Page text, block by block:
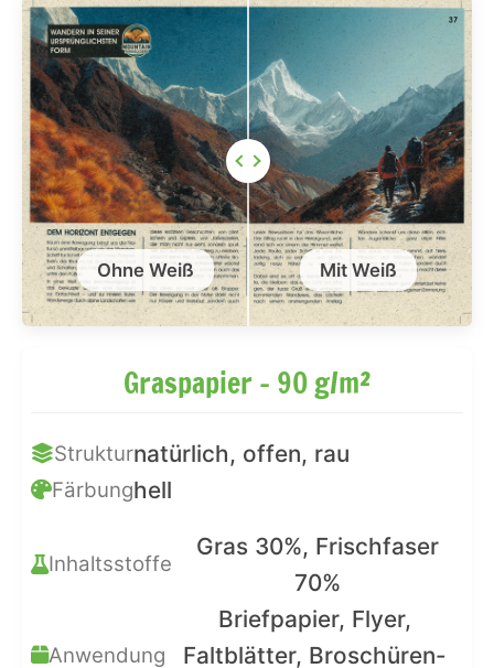
Ohne Weiß Mit Weiß
Graspapier – 90 g/m²
Strukturnatürlich, offen, rau
Färbunghell
Inhaltsstoffe
Gras 30%, Frischfaser
70%
Anwendung
Briefpapier, Flyer,
Faltblätter, Broschüren-